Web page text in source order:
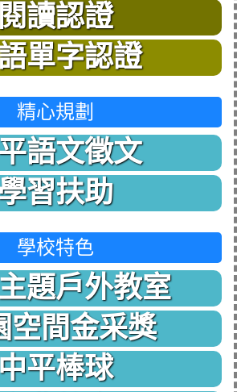
閱讀認證
單字認證
精心規劃
語文徵文
學習扶助
學校特色
題戶外教室
空間金采獎
中平棒球